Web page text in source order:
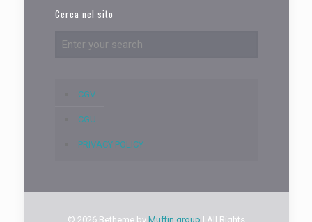
Cerca nel sito
CGV
CGU
PRIVACY POLICY
© 2026 Betheme by Muffin group | All Rights